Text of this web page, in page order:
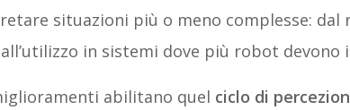
situazioni più o meno complesse: dal
in sistemi dove più robot
abilitano quel ciclo di